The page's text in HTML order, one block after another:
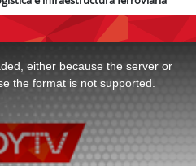
either because the server or
the format is not supported.